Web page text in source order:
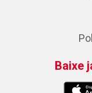
Baixe